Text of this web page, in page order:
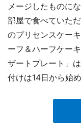
メージしたものに
部屋で食べていた
のプリセンスケー
ーフ＆ハーフケー
ザートプレート」
付けは14日から始め